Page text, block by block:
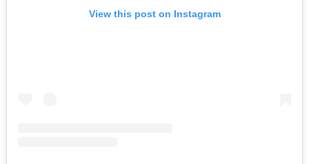
View this post on Instagram